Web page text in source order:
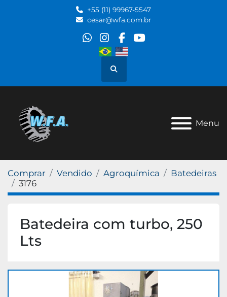
+55 (11) 99967-5547
cesar@wfa.com.br
whatsapp
instagram
facebook
youtube
Pesquisar
Menu
Comprar Vendido Agroquímica
Batedeiras
3176
Batedeira com turbo, 250
Lts